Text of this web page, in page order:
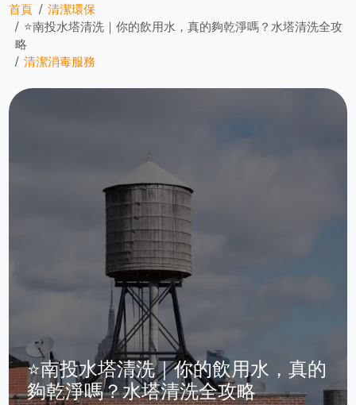
首頁
清潔環保
⭐南投水塔清洗｜你的飲用水，真的夠乾淨嗎？水塔清洗全攻
略
清潔消毒服務
⭐南投水塔清洗｜你的飲用水，真的
夠乾淨嗎？水塔清洗全攻略